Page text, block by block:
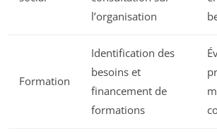
l’organisation
Formation
Identification des
besoins et
financement de
formations